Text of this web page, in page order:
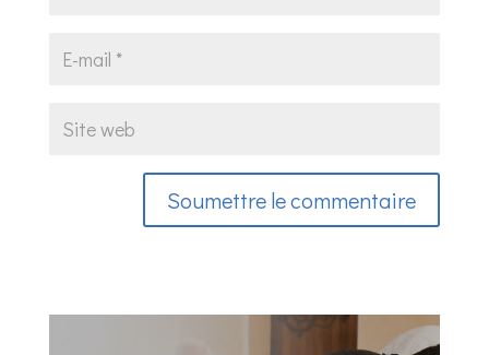
Soumettre le commentaire